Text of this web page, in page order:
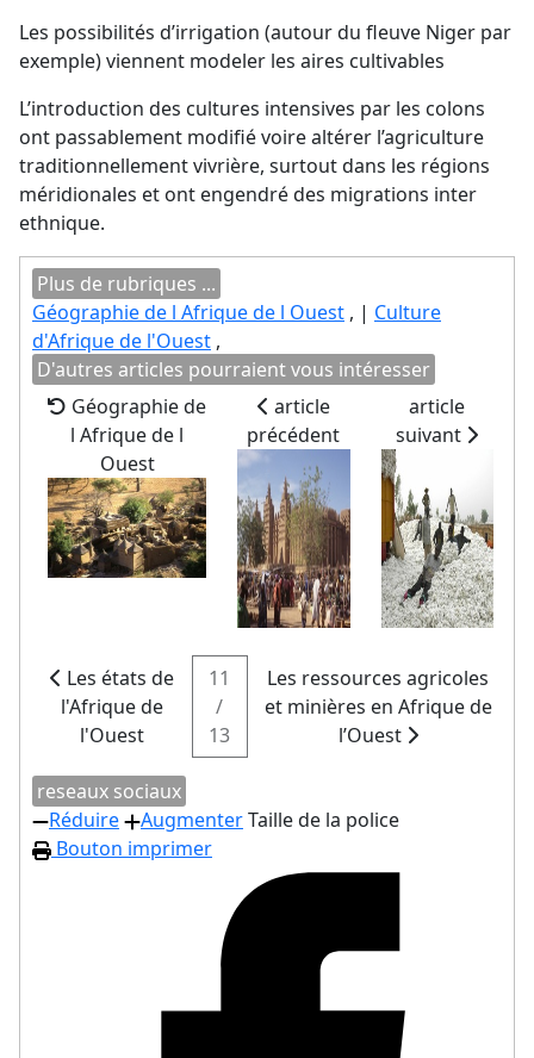
Les possibilités d’irrigation (autour du fleuve Niger par
exemple) viennent modeler les aires cultivables
L’introduction des cultures intensives par les colons
ont passablement modifié voire altérer l’agriculture
traditionnellement vivrière, surtout dans les régions
méridionales et ont engendré des migrations inter
ethnique.
Plus de rubriques ...
Géographie de l Afrique de l Ouest , | Culture
d'Afrique de l'Ouest ,
D'autres articles pourraient vous intéresser
Géographie de
l Afrique de l
Ouest
article
précédent
article
suivant
Les états de
l'Afrique de
l'Ouest
11
/
13
Les ressources agricoles
et minières en Afrique de
l’Ouest
reseaux sociaux
Réduire
AugmenterTaille de la police
Bouton imprimer